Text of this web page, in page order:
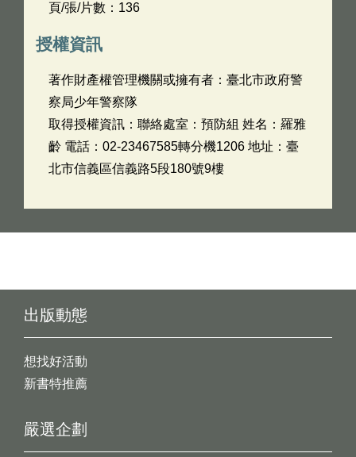
頁/張/片數：136
授權資訊
著作財產權管理機關或擁有者：臺北市政府警
察局少年警察隊
取得授權資訊：聯絡處室：預防組 姓名：羅雅
齡 電話：02-23467585轉分機1206 地址：臺
北市信義區信義路5段180號9樓
出版動態
想找好活動
新書特推薦
嚴選企劃